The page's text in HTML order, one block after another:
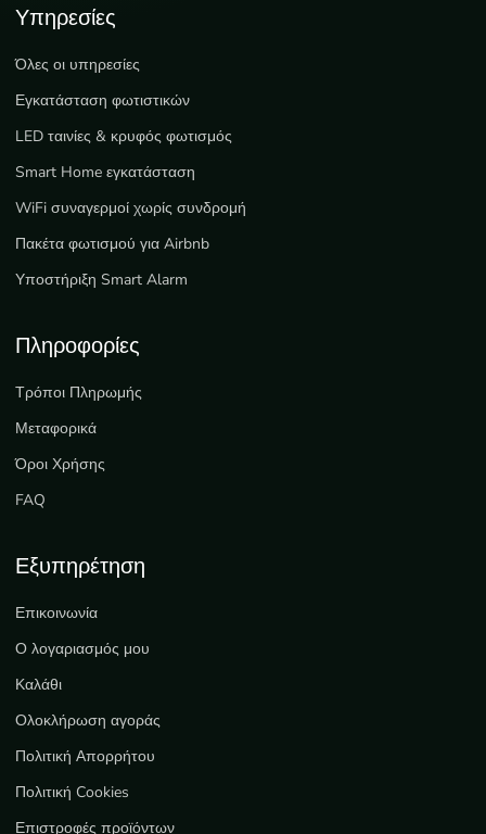
Υπηρεσίες
Όλες οι υπηρεσίες
Εγκατάσταση φωτιστικών
LED ταινίες & κρυφός φωτισμός
Smart Home εγκατάσταση
WiFi συναγερμοί χωρίς συνδρομή
Πακέτα φωτισμού για Airbnb
Υποστήριξη Smart Alarm
Πληροφορίες
Τρόποι Πληρωμής
Μεταφορικά
Όροι Χρήσης
FAQ
Εξυπηρέτηση
Επικοινωνία
Ο λογαριασμός μου
Καλάθι
Ολοκλήρωση αγοράς
Πολιτική Απορρήτου
Πολιτική Cookies
Επιστροφές προϊόντων